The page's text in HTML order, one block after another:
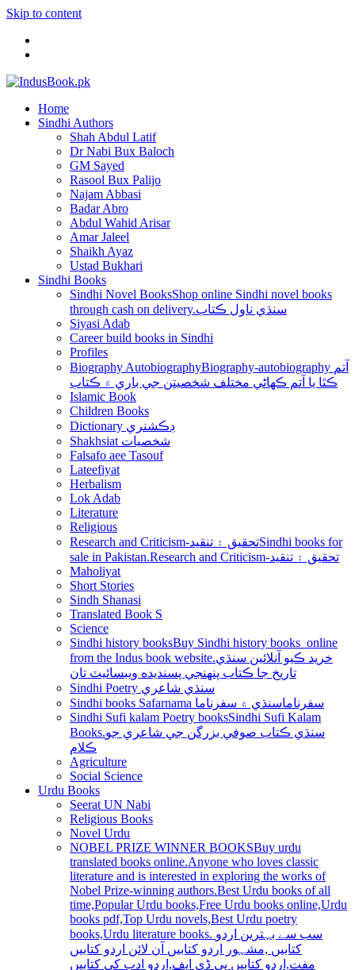
Skip to content
Home
Sindhi Authors
Shah Abdul Latif
Dr Nabi Bux Baloch
GM Sayed
Rasool Bux Palijo
Najam Abbasi
Badar Abro
Abdul Wahid Arisar
Amar Jaleel
Shaikh Ayaz
Ustad Bukhari
Sindhi Books
Sindhi Novel BooksShop online Sindhi novel books
through cash on delivery.سنڌي ناول ڪتاب
Siyasi Adab
Career build books in Sindhi
Profiles
Biography AutobiographyBiography-autobiography آتم
ڪٿا يا آتم ڪھاڻي مختلف شخصيتن جي باري ۾ ڪتاب
Islamic Book
Children Books
Dictionary ڊڪشنري
Shakhsiat شخصيات
Falsafo aee Tasouf
Lateefiyat
Herbalism
Lok Adab
Literature
Religious
Research and Criticism-تحقيق ۽ تنقيدSindhi books for
sale in Pakistan.Research and Criticism-تحقيق ۽ تنقيد
Maholiyat
Short Stories
Sindh Shanasi
Translated Book S
Science
Sindhi history booksBuy Sindhi history books online
from the Indus book website.خريد ڪيو آنلائين سنڌي
تاريخ جا ڪتاب پنھنجي پسنديده ويبسائيٽ تان
Sindhi Poetry سنڌي شاعري
Sindhi books Safarnama سفرناماسنڌي ۾ سفرناما
Sindhi Sufi kalam Poetry booksSindhi Sufi Kalam
Books.سنڌي ڪتاب صوفي بزرگن جي شاعري جو
ڪلام
Agriculture
Social Science
Urdu Books
Seerat UN Nabi
Religious Books
Novel Urdu
NOBEL PRIZE WINNER BOOKSBuy urdu
translated books online.Anyone who loves classic
literature and is interested in exploring the works of
Nobel Prize-winning authors.Best Urdu books of all
time,Popular Urdu books,Free Urdu books online,Urdu
books pdf,Top Urdu novels,Best Urdu poetry
books,Urdu literature books. سب سے بہترین اردو
کتابیں ,مشہور اردو کتابیں آن لائن اردو کتابیں
مفت,اردو کتابیں پی ڈی ایف,اردو ادب کی کتابیں